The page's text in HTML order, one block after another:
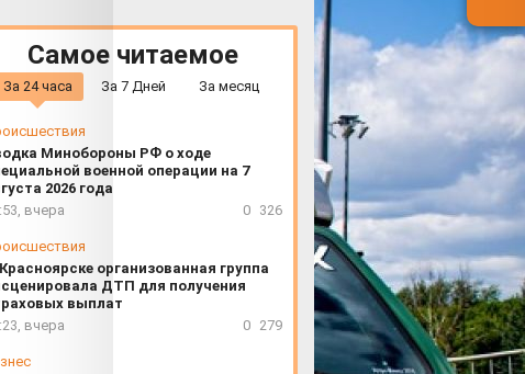
Самое читаемое
За 24 часа За 7 Дней За месяц
Минобороны РФ о ходе
военной операции на 7
2026 года
вчера
0 326
организованная группа
ДТП для получения
выплат
вчера
0 279